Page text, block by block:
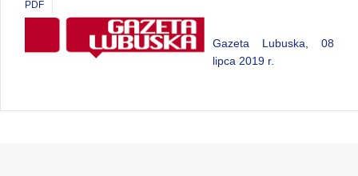
PDF
Gazeta Lubuska, 08
lipca 2019 r.